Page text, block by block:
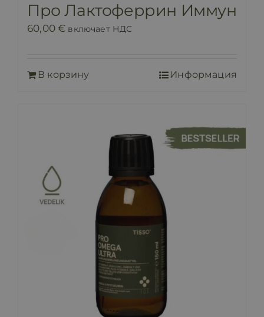
Про Лактоферрин Иммун
60,00€ включает НДС
В корзину Информация